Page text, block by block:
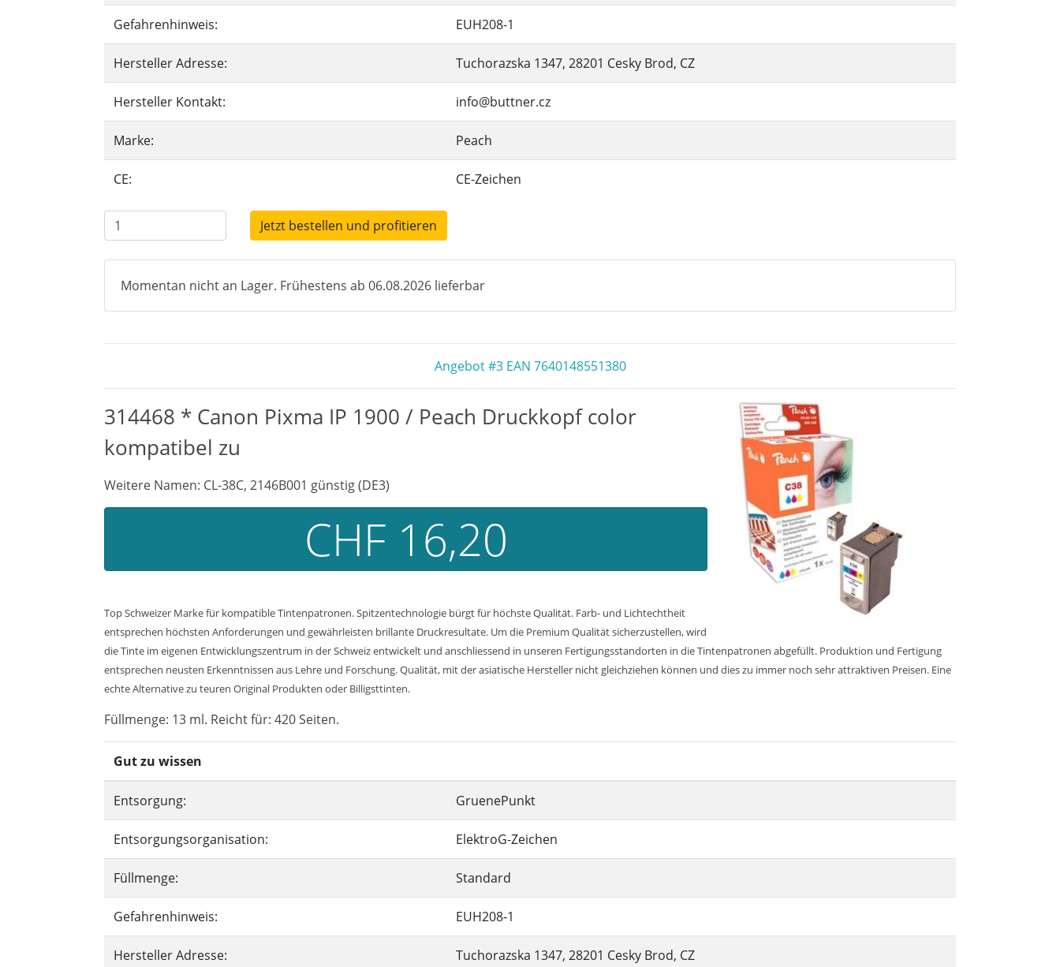
Gefahrenhinweis: EUH208-1
Hersteller Adresse: Tuchorazska 1347, 28201 Cesky Brod, CZ
Hersteller Kontakt: info@buttner.cz
Marke: Peach
CE: CE-Zeichen
Jetzt bestellen und profitieren
Momentan nicht an Lager. Frühestens ab 06.08.2026 lieferbar
Angebot #3 EAN 7640148551380
314468 * Canon Pixma IP 1900 / Peach Druckkopf color
kompatibel zu
Weitere Namen: CL-38C, 2146B001 günstig (DE3)
CHF 16,20
Top Schweizer Marke für kompatible Tintenpatronen. Spitzentechnologie bürgt für höchste Qualität. Farb- und Lichtechtheit
entsprechen höchsten Anforderungen und gewährleisten brillante Druckresultate. Um die Premium Qualität sicherzustellen, wird
die Tinte im eigenen Entwicklungszentrum in der Schweiz entwickelt und anschliessend in unseren Fertigungsstandorten in die Tintenpatronen abgefüllt. Produktion und Fertigung
entsprechen neusten Erkenntnissen aus Lehre und Forschung. Qualität, mit der asiatische Hersteller nicht gleichziehen können und dies zu immer noch sehr attraktiven Preisen. Eine
echte Alternative zu teuren Original Produkten oder Billigsttinten.
Füllmenge: 13 ml. Reicht für: 420 Seiten.
Gut zu wissen
Entsorgung: GruenePunkt
Entsorgungsorganisation: ElektroG-Zeichen
Füllmenge: Standard
Gefahrenhinweis: EUH208-1
Hersteller Adresse: Tuchorazska 1347, 28201 Cesky Brod, CZ